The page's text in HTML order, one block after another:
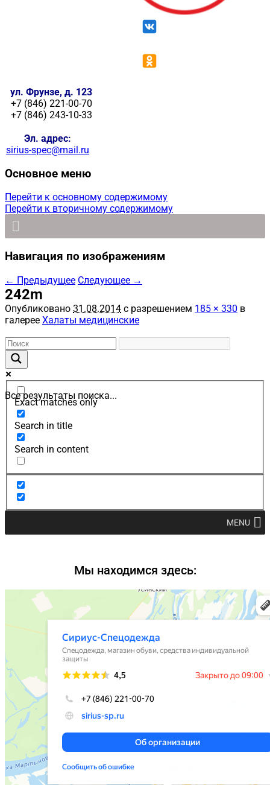
ул. Фрунзе, д. 123
+7 (846) 221-00-70
+7 (846) 243-10-33
Эл. адрес:
sirius-spec@mail.ru
Основное меню
Перейти к основному содержимому
Перейти к вторичному содержимому
Навигация по изображениям
← Предыдущее Следующее →
242m
Опубликовано 31.08.2014 с разрешением 185 × 330 в
галерее Халаты медицинские
Все результаты поиска...
Exact matches only
Search in title
Search in content
MENU
Мы находимся здесь: